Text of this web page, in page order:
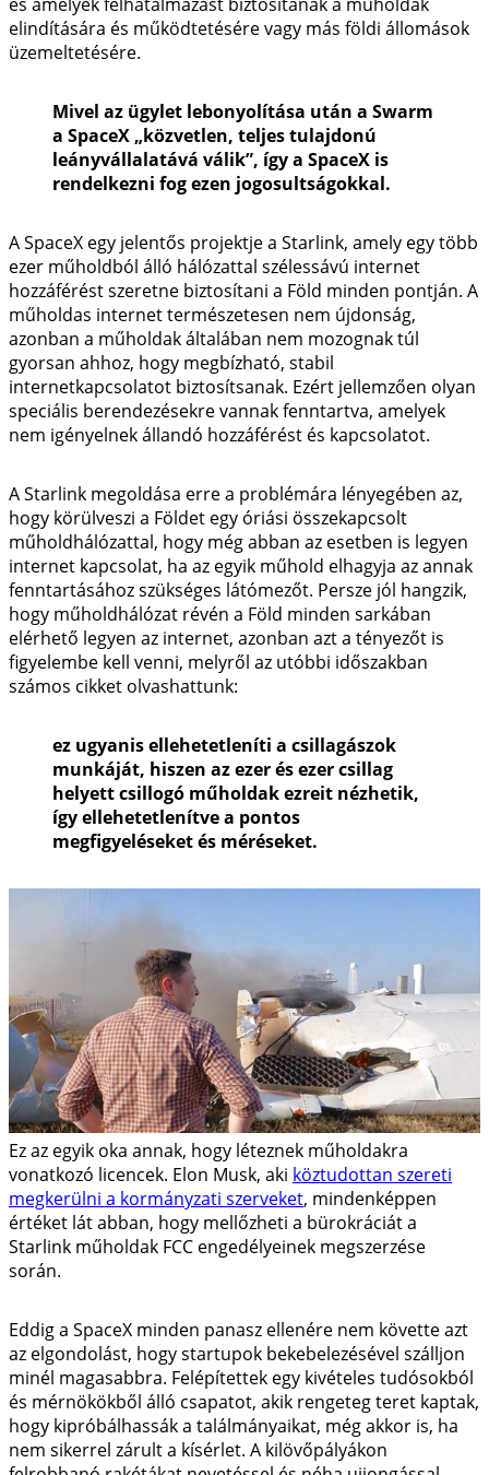
elindítására és működtetésére vagy más földi állomások
üzemeltetésére.
Mivel az ügylet lebonyolítása után a Swarm
a SpaceX „közvetlen, teljes tulajdonú
leányvállalatává válik”, így a SpaceX is
rendelkezni fog ezen jogosultságokkal.
A SpaceX egy jelentős projektje a Starlink, amely egy több
ezer műholdból álló hálózattal szélessávú internet
hozzáférést szeretne biztosítani a Föld minden pontján. A
műholdas internet természetesen nem újdonság,
azonban a műholdak általában nem mozognak túl
gyorsan ahhoz, hogy megbízható, stabil
internetkapcsolatot biztosítsanak. Ezért jellemzően olyan
speciális berendezésekre vannak fenntartva, amelyek
nem igényelnek állandó hozzáférést és kapcsolatot.
A Starlink megoldása erre a problémára lényegében az,
hogy körülveszi a Földet egy óriási összekapcsolt
műholdhálózattal, hogy még abban az esetben is legyen
internet kapcsolat, ha az egyik műhold elhagyja az annak
fenntartásához szükséges látómezőt. Persze jól hangzik,
hogy műholdhálózat révén a Föld minden sarkában
elérhető legyen az internet, azonban azt a tényezőt is
figyelembe kell venni, melyről az utóbbi időszakban
számos cikket olvashattunk:
ez ugyanis ellehetetleníti a csillagászok
munkáját, hiszen az ezer és ezer csillag
helyett csillogó műholdak ezreit nézhetik,
így ellehetetlenítve a pontos
megfigyeléseket és méréseket.
Ez az egyik oka annak, hogy léteznek műholdakra
vonatkozó licencek. Elon Musk, aki köztudottan szereti
megkerülni a kormányzati szerveket, mindenképpen
értéket lát abban, hogy mellőzheti a bürokráciát a
Starlink műholdak FCC engedélyeinek megszerzése
során.
Eddig a SpaceX minden panasz ellenére nem követte azt
az elgondolást, hogy startupok bekebelezésével szálljon
minél magasabbra. Felépítettek egy kivételes tudósokból
és mérnökökből álló csapatot, akik rengeteg teret kaptak,
hogy kipróbálhassák a találmányaikat, még akkor is, ha
nem sikerrel zárult a kísérlet. A kilövőpályákon